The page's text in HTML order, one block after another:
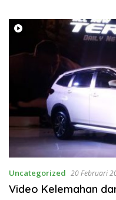
Uncategorized 20 Februari
Video Kelemahan